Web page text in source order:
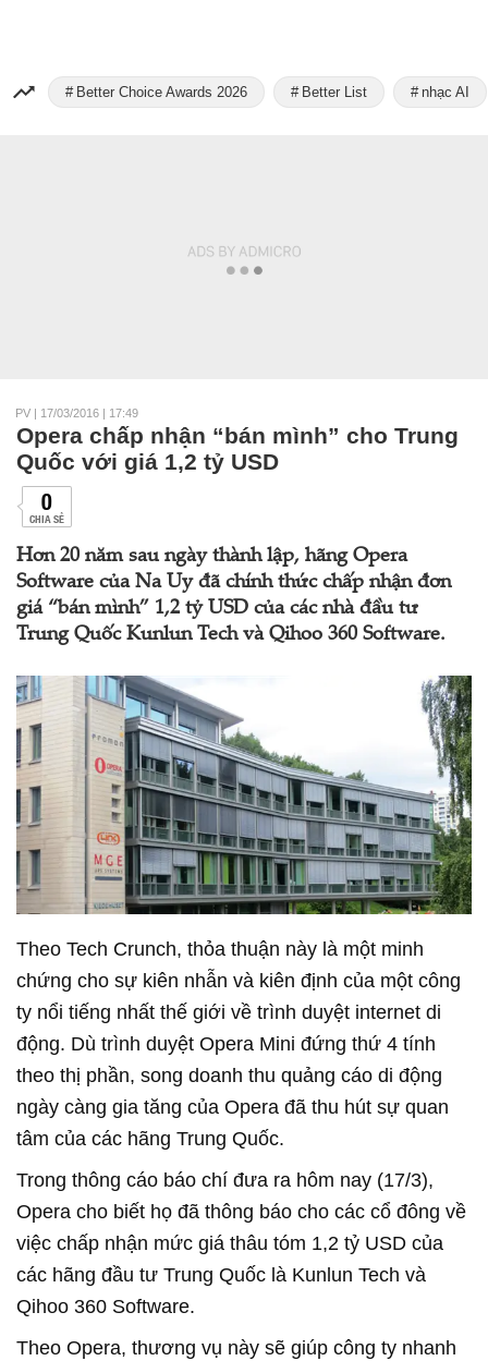
Better Choice Awards 2026 Better List nhạc AI
PV | 17/03/2016 | 17:49
Opera chấp nhận “bán mình” cho Trung
Quốc với giá 1,2 tỷ USD
0
CHIA SẺ
Hơn 20 năm sau ngày thành lập, hãng Opera
Software của Na Uy đã chính thức chấp nhận đơn
giá “bán mình” 1,2 tỷ USD của các nhà đầu tư
Trung Quốc Kunlun Tech và Qihoo 360 Software.
Theo Tech Crunch, thỏa thuận này là một minh
chứng cho sự kiên nhẫn và kiên định của một công
ty nổi tiếng nhất thế giới về trình duyệt internet di
động. Dù trình duyệt Opera Mini đứng thứ 4 tính
theo thị phần, song doanh thu quảng cáo di động
ngày càng gia tăng của Opera đã thu hút sự quan
tâm của các hãng Trung Quốc.
Trong thông cáo báo chí đưa ra hôm nay (17/3),
Opera cho biết họ đã thông báo cho các cổ đông về
việc chấp nhận mức giá thâu tóm 1,2 tỷ USD của
các hãng đầu tư Trung Quốc là Kunlun Tech và
Qihoo 360 Software.
Theo Opera, thương vụ này sẽ giúp công ty nhanh